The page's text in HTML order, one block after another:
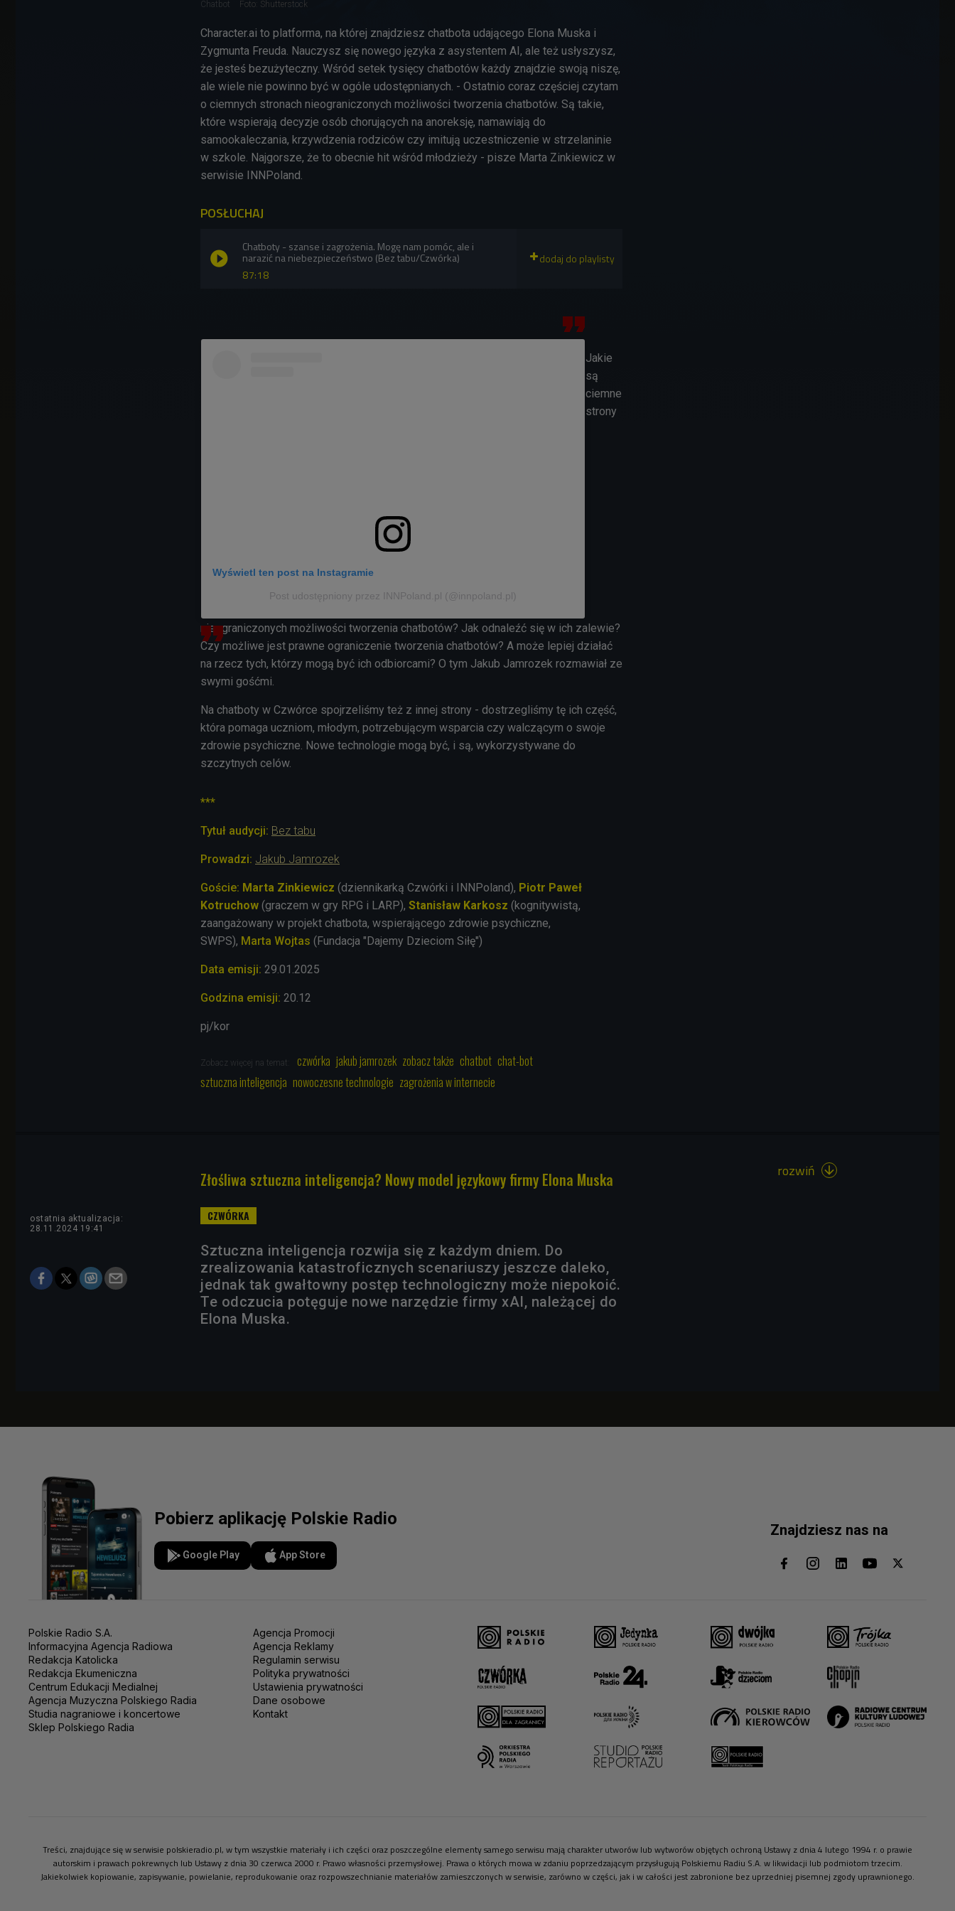
Chatbot Foto: Shutterstock
Character.ai to platforma, na której znajdziesz chatbota udającego Elona Muska i
Zygmunta Freuda. Nauczysz się nowego języka z asystentem AI, ale też usłyszysz,
że jesteś bezużyteczny. Wśród setek tysięcy chatbotów każdy znajdzie swoją niszę,
ale wiele nie powinno być w ogóle udostępnianych. - Ostatnio coraz częściej czytam
o ciemnych stronach nieograniczonych możliwości tworzenia chatbotów. Są takie,
które wspierają decyzje osób chorujących na anoreksję, namawiają do
samookaleczania, krzywdzenia rodziców czy imitują uczestniczenie w strzelaninie
w szkole. Najgorsze, że to obecnie hit wśród młodzieży - pisze Marta Zinkiewicz w
serwisie INNPoland.
POSŁUCHAJ
87:18
Chatboty - szanse i zagrożenia. Mogę nam pomóc, ale i
narazić na niebezpieczeństwo (Bez tabu/Czwórka)
Wyświetl ten post na Instagramie
Post udostępniony przez INNPoland.pl (@innpoland.pl)
Jakie
są
ciemne
strony
nieograniczonych możliwości tworzenia chatbotów? Jak odnaleźć się w ich zalewie?
Czy możliwe jest prawne ograniczenie tworzenia chatbotów? A może lepiej działać
na rzecz tych, którzy mogą być ich odbiorcami? O tym Jakub Jamrozek rozmawiał ze
swymi gośćmi.
Na chatboty w Czwórce spojrzeliśmy też z innej strony - dostrzegliśmy tę ich część,
która pomaga uczniom, młodym, potrzebującym wsparcia czy walczącym o swoje
zdrowie psychiczne. Nowe technologie mogą być, i są, wykorzystywane do
szczytnych celów.
***
Tytuł audycji: Bez tabu
Prowadzi: Jakub Jamrozek
Goście: Marta Zinkiewicz (dziennikarką Czwórki i INNPoland), Piotr Paweł
Kotruchow (graczem w gry RPG i LARP), Stanisław Karkosz (kognitywistą,
zaangażowany w projekt chatbota, wspierającego zdrowie psychiczne,
SWPS), Marta Wojtas (Fundacja "Dajemy Dzieciom Siłę")
Data emisji: 29.01.2025
Godzina emisji: 20.12
pj/kor
Zobacz więcej na temat: czwórka jakub jamrozek zobacz także chatbot chat-bot
sztuczna inteligencja nowoczesne technologie zagrożenia w internecie
Złośliwa sztuczna inteligencja? Nowy model językowy firmy Elona Muska
ostatnia aktualizacja:
28.11.2024 19:41
Sztuczna inteligencja rozwija się z każdym dniem. Do
zrealizowania katastroficznych scenariuszy jeszcze daleko,
jednak tak gwałtowny postęp technologiczny może niepokoić.
Te odczucia potęguje nowe narzędzie firmy xAI, należącej do
Elona Muska.
rozwiń 
Pobierz aplikację Polskie Radio
Google Play App Store
Znajdziesz nas na
Polskie Radio S.A.
Informacyjna Agencja Radiowa
Redakcja Katolicka
Redakcja Ekumeniczna
Centrum Edukacji Medialnej
Agencja Muzyczna Polskiego Radia
Studia nagraniowe i koncertowe
Sklep Polskiego Radia
Agencja Promocji
Agencja Reklamy
Regulamin serwisu
Polityka prywatności
Ustawienia prywatności
Dane osobowe
Kontakt
Treści, znajdujące się w serwisie polskieradio.pl, w tym wszystkie materiały i ich części oraz poszczególne elementy samego serwisu mają charakter utworów lub wytworów objętych ochroną Ustawy z dnia 4 lutego 1994 r. o prawie
autorskim i prawach pokrewnych lub Ustawy z dnia 30 czerwca 2000 r. Prawo własności przemysłowej. Prawa o których mowa w zdaniu poprzedzającym przysługują Polskiemu Radiu S.A. w likwidacji lub podmiotom trzecim.
Jakiekolwiek kopiowanie, zapisywanie, powielanie, reprodukowanie oraz rozpowszechnianie materiałów zamieszczonych w serwisie, zarówno w części, jak i w całości jest zabronione bez uprzedniej pisemnej zgody uprawnionego.